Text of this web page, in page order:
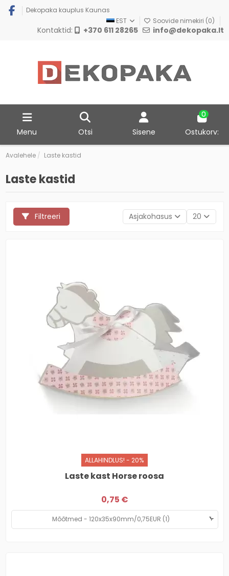
Dekopaka kauplus Kaunas
EST
Soovide nimekiri (0)
Kontaktid: +370 611 28265 info@dekopaka.lt
Menu Otsi Sisene
0
Ostukorv:
Avalehele Laste kastid
Laste kastid
Filtreeri Asjakohasus 20
ALLAHINDLUS! - 20%
Laste kast Horse roosa
0,75 €